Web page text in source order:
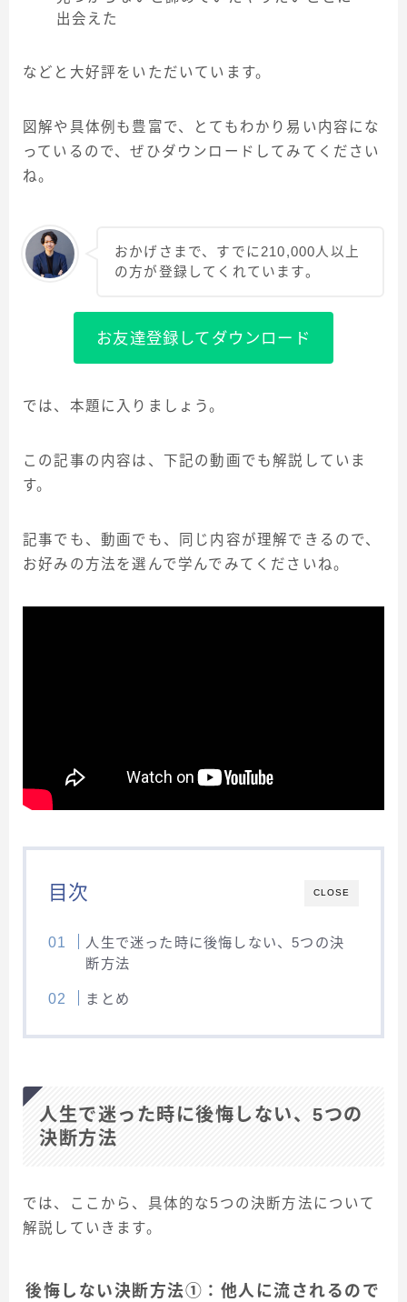
出会えた
などと大好評をいただいています。
図解や具体例も豊富で、とてもわかり易い内容にな
っているので、ぜひダウンロードしてみてください
ね。
おかげさまで、すでに210,000人以上
の方が登録してくれています。
お友達登録してダウンロード
では、本題に入りましょう。
この記事の内容は、下記の動画でも解説していま
す。
記事でも、動画でも、同じ内容が理解できるので、
お好みの方法を選んで学んでみてくださいね。
CLOSE
目次
人生で迷った時に後悔しない、5つの決
断方法
まとめ
人生で迷った時に後悔しない、5つの
決断方法
では、ここから、具体的な5つの決断方法について
解説していきます。
後悔しない決断方法①：他人に流されるので